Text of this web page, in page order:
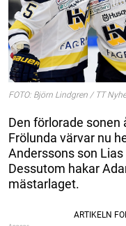
FOTO: Björn Lindgren / TT
Den förlorade sonen
Frölunda värvar nu
Anderssons son Lias
Dessutom hakar
mästarlaget.